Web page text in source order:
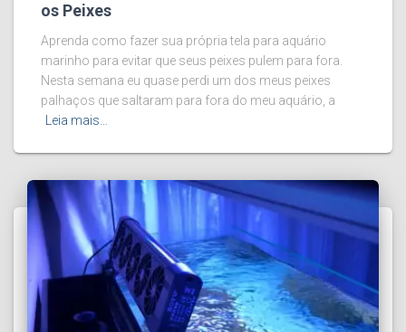
os Peixes
Aprenda como fazer sua própria tela para aquário
marinho para evitar que seus peixes pulem para fora.
Nesta semana eu quase perdi um dos meus peixes
palhaços que saltaram para fora do meu aquário, a
Leia mais…